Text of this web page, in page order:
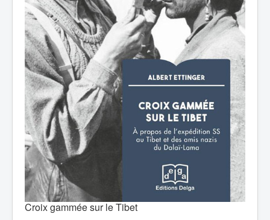
Croix gammée sur le Tibet